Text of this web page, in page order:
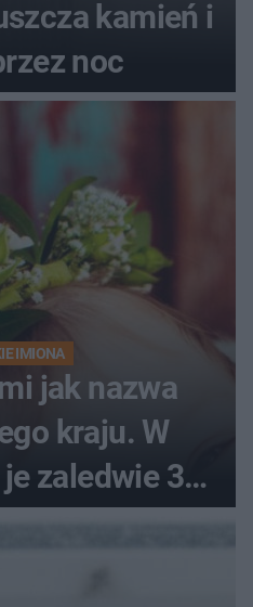
kamień i
noc
IMIONA
jak nazwa
kraju. W
zaledwie 3